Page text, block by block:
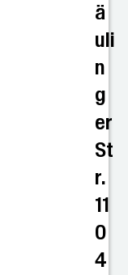
ä
uli
n
g
er
St
r.
11
0
4